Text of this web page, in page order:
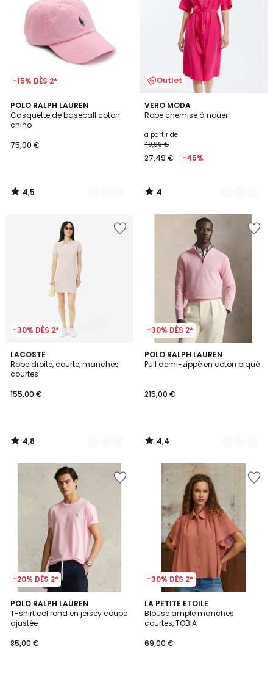
-15% DÈS 2*
POLO RALPH LAUREN
Casquette de baseball coton
chino
75,00 €
4,5
/ 5
2
Couleurs
4,5
/
Outlet
VERO MODA
Robe chemise à nouer
à partir de
49,99 €
27,49 € -45%
4
/
2
Couleurs
4
/
-30% DÈS 2*
LACOSTE
Robe droite, courte, manches
courtes
155,00 €
4,8
/ 5
3
Couleurs
4,8
/
-30% DÈS 2*
POLO RALPH LAUREN
Pull demi-zippé en coton piqué
215,00 €
4,4
/ 5
5
Couleurs
4,4
/
-20% DÈS 2*
POLO RALPH LAUREN
T-shirt col rond en jersey coupe
ajustée
85,00 €
4,6
/ 5
2
Couleurs
-30% DÈS 2*
LA PETITE ETOILE
Blouse ample manches
courtes, TOBIA
69,00 €